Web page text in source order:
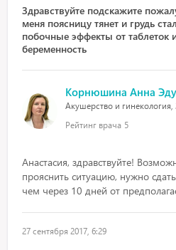
Здравствуйте подскажите
меня поясницу тянет и грудь
побочные эффекты от таблеток
беременность
Корнюшина Анна
Акушерство и гинекология,
Рейтинг врача 5
Анастасия, здравствуйте!
прояснить ситуацию, нужно
чем через 10 дней от
27 сентября 2017, 6:29